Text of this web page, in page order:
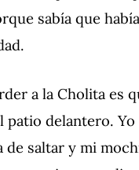
sabía que
a la Cholita es
patio delantero.
de saltar y mi